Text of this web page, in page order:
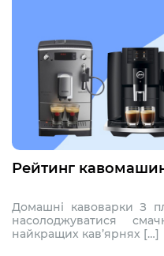
Рейтинг
Домашні кавоварки З
насолоджуватися
найкращих кав’ярнях […]